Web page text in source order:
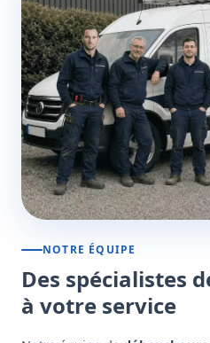
NOTRE ÉQUIPE
Des spécialistes
à votre service